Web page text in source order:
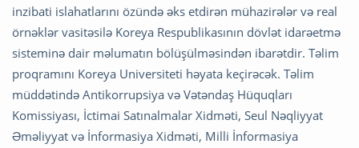
inzibati islahatlarını özündə əks etdirən mühazirələr və real
örnəklər vasitəsilə Koreya Respublikasının dövlət idarəetmə
sisteminə dair məlumatın bölüşülməsindən ibarətdir. Təlim
proqramını Koreya Universiteti həyata keçirəcək. Təlim
müddətində Antikorrupsiya və Vətəndaş Hüquqları
Komissiyası, İctimai Satınalmalar Xidməti, Seul Nəqliyyat
Əməliyyat və İnformasiya Xidməti, Milli İnformasiya